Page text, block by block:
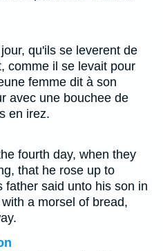
qu'ils se leverent de
comme il se levait pour
femme dit à son
avec une bouchee de
en irez.
fourth day, when they
that he rose up to
father said unto his son in
a morsel of bread,